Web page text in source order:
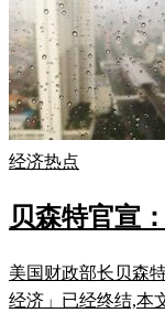
经济热点
贝森特官宣
美国财政部长贝森
经济」已经终结,本